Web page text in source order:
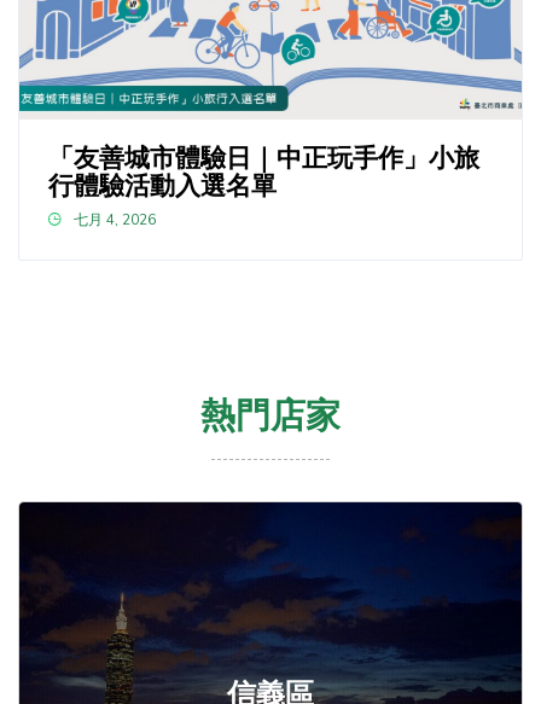
「友善城市體驗日｜中正玩手作」小旅
行體驗活動入選名單
七月 4, 2026
熱門店家
信義區